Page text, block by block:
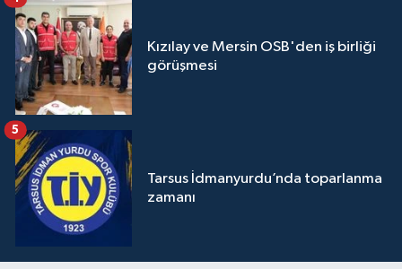
Kızılay ve Mersin OSB'den iş birliği
görüşmesi
Tarsus İdmanyurdu’nda toparlanma
zamanı
5